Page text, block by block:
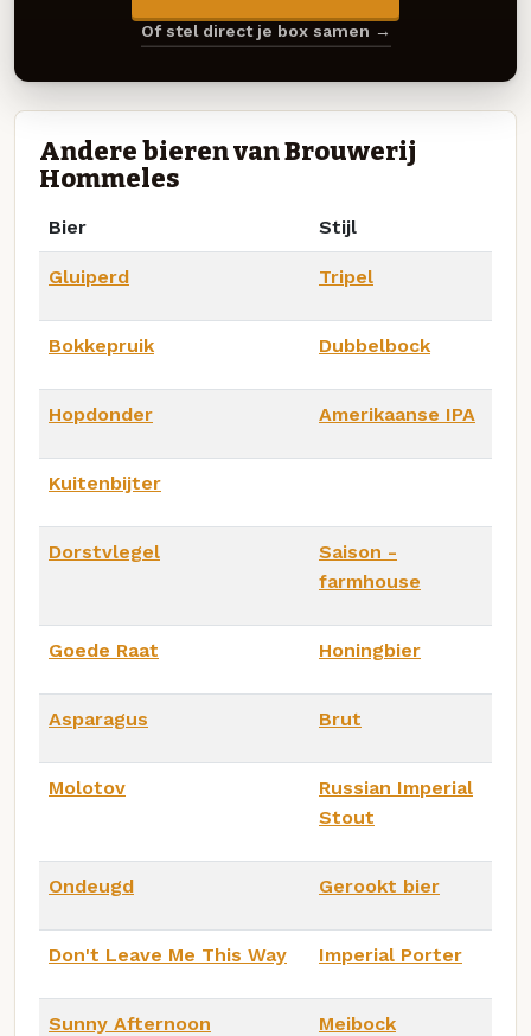
Of stel direct je box samen →
Andere bieren van Brouwerij
Hommeles
Bier Stijl
Gluiperd Tripel
Bokkepruik Dubbelbock
Hopdonder Amerikaanse IPA
Kuitenbijter
Dorstvlegel
Saison -
farmhouse
Goede Raat Honingbier
Asparagus Brut
Molotov
Russian Imperial
Stout
Ondeugd Gerookt bier
Don't Leave Me This Way Imperial Porter
Sunny Afternoon Meibock